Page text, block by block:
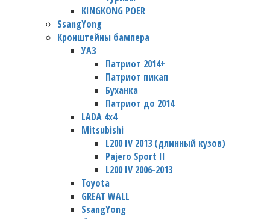
KINGKONG POER
SsangYong
Кронштейны бампера
УАЗ
Патриот 2014+
Патриот пикап
Буханка
Патриот до 2014
LADA 4x4
Mitsubishi
L200 IV 2013 (длинный кузов)
Pajero Sport II
L200 IV 2006-2013
Toyota
GREAT WALL
SsangYong